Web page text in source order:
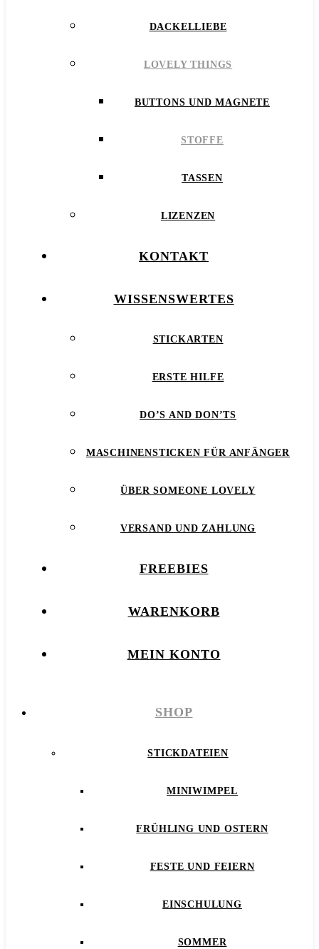
DACKELLIEBE
LOVELY THINGS
BUTTONS UND MAGNETE
STOFFE
TASSEN
LIZENZEN
KONTAKT
WISSENSWERTES
STICKARTEN
ERSTE HILFE
DO’S AND DON’TS
MASCHINENSTICKEN FÜR ANFÄNGER
ÜBER SOMEONE LOVELY
VERSAND UND ZAHLUNG
FREEBIES
WARENKORB
MEIN KONTO
SHOP
STICKDATEIEN
MINIWIMPEL
FRÜHLING UND OSTERN
FESTE UND FEIERN
EINSCHULUNG
SOMMER